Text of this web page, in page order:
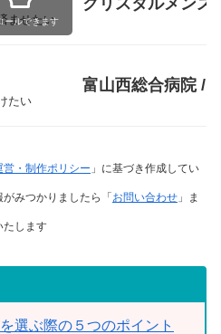
ませたい
クリスタルメンズ
たい
富山西総合病院 /
ールできます
営・制作ポリシー 」に基づき作成してい
みつかりましたら「 お問い合わせ 」ま
たします
選ぶ際の５つのポイント